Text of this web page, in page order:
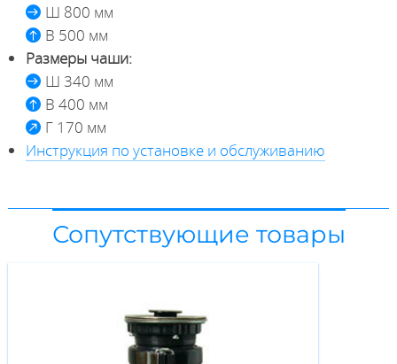
Ш 800 мм
В 500 мм
Размеры чаши:
Ш 340 мм
В 400 мм
Г 170 мм
Инструкция по установке и обслуживанию
Сопутствующие товары